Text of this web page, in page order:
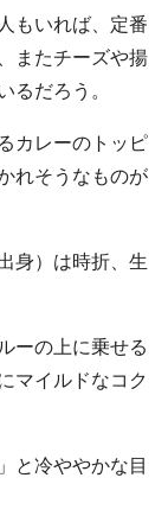
もいれば、定番
またチーズや揚
るだろう。
カレーのトッピ
れそうなものが
身）は時折、生
ーの上に乗せる
マイルドなコク
と冷ややかな目